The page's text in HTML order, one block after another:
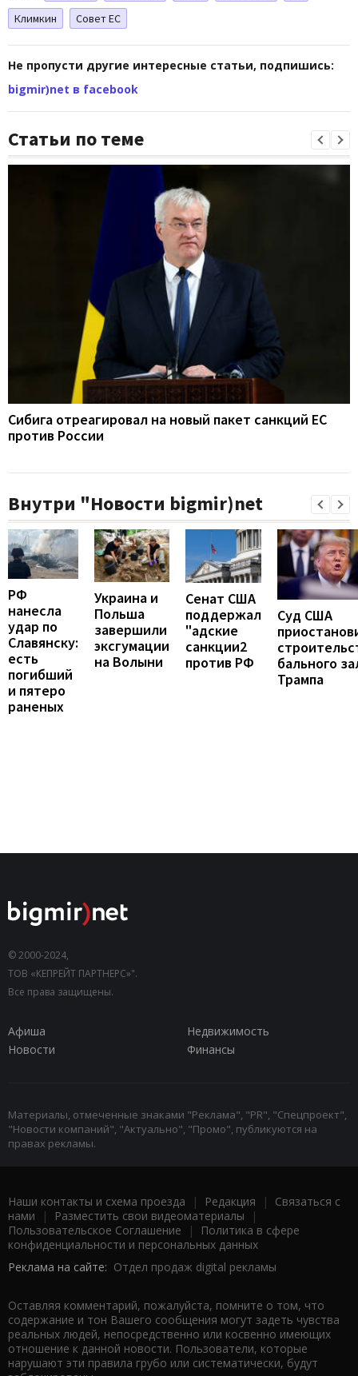
Климкин
Совет ЕС
Не пропусти другие интересные статьи, подпишись:
bigmir)net в facebook
Статьи по теме
Сибига отреагировал на новый пакет санкций ЕС
против России
Внутри "Новости bigmir)net
РФ
нанесла
удар по
Славянску:
есть
погибший
и пятеро
раненых
Украина и
Польша
завершили
эксгумации
на Волыни
Сенат США
поддержал
"адские
санкции2
против РФ
Суд США
бального
Трампа
© 2000-2024,
ТОВ «КЕПРЕЙТ ПАРТНЕРС»".
Все права защищены.
Афиша
Недвижимость
Новости
Финансы
Материалы, отмеченные знаками "Реклама", "PR", "Спецпроект",
"Новости компаний", "Актуально", "Промо", публикуются на
правах рекламы.
Наши контакты и схема проезда | Редакция | Связаться с
нами | Разместить свои видеоматериалы |
Пользовательское Соглашение |
Политика в сфере
конфиденциальности и персональных данных
Реклама на сайте: Отдел продаж digital рекламы
Оставляя комментарий, пожалуйста, помните о том, что
содержание и тон Вашего сообщения могут задеть чувства
реальных людей, непосредственно или косвенно имеющих
отношение к данной новости. Пользователи, которые
нарушают эти правила грубо или систематически, будут